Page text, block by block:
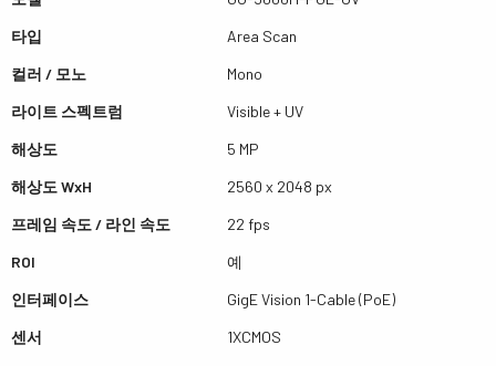
타입
Area Scan
컬러 / 모노
Mono
라이트 스펙트럼
Visible + UV
해상도
5 MP
해상도 WxH
2560 x 2048 px
프레임 속도 / 라인 속도
22 fps
ROI
예
인터페이스
GigE Vision 1-Cable (PoE)
센서
1XCMOS